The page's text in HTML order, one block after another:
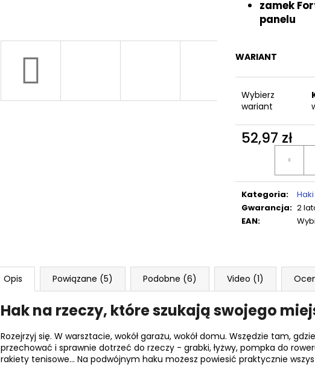
zamek
panelu
WARIANT
Wybierz
wariant
52,97 zł
jednostkowa:
Kategoria:
Haki
Gwarancja: 2
EAN:
Opis Powiązane (5) Podobne (6) Video (1)
Hak na rzeczy, które szukają swojego
Rozejrzyj się. W warsztacie, wokół garażu, wokół domu. Wszędzie tam,
przechować i sprawnie dotrzeć do rzeczy - grabki, łyżwy, pompka do
rakiety tenisowe... Na podwójnym haku możesz powiesić praktycznie
KOSZYK VIDULA MINI 40